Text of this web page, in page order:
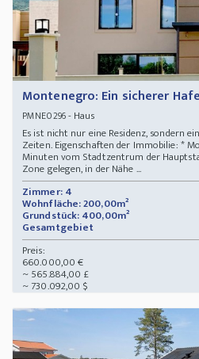
Montenegro: Ein sicherer
PMNE0296- Haus
Es ist nicht nur eine Residenz, sondern
Zeiten. Eigenschaften der Immobilie: *
Minuten vom Stadtzentrum der
Zone gelegen, in der Nähe ...
Zimmer: 4
Wohnfläche: 200,00m²
Grundstück: 400,00m²
Gesamtgebiet
Preis:
660.000,00 €
~ 565.884,00 £
~ 730.092,00 $